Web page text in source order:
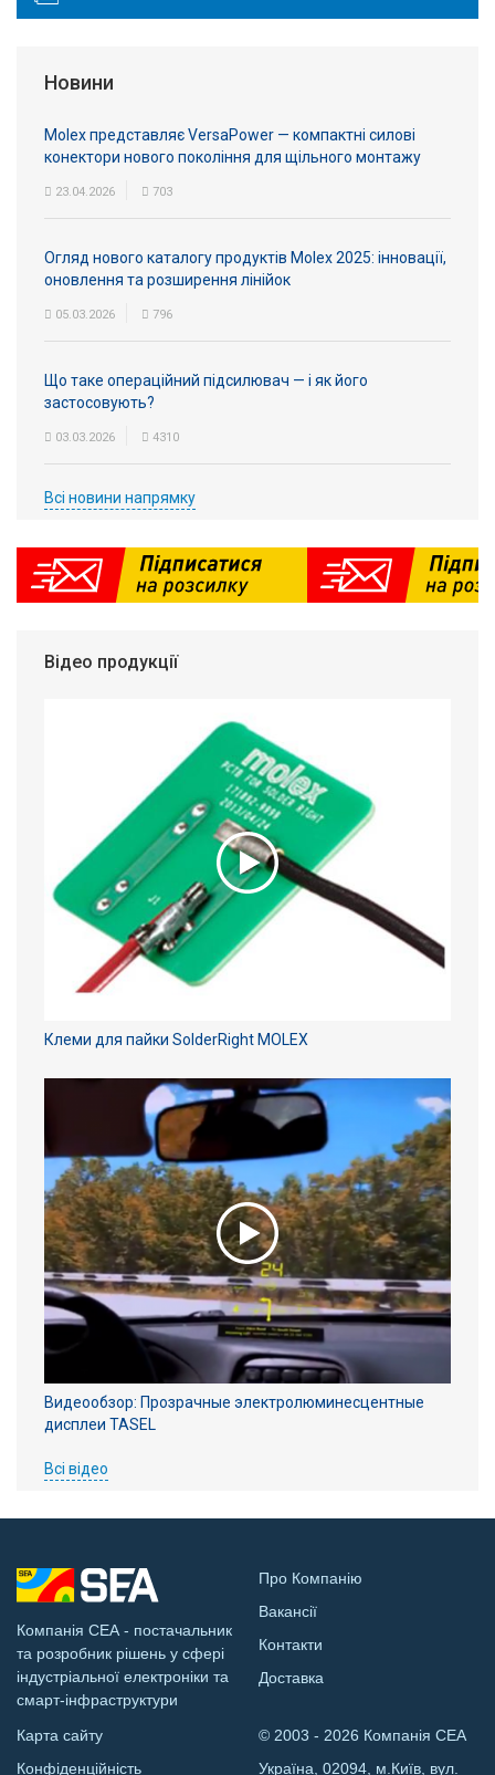
Новини
Molex представляє VersaPower — компактні силові
конектори нового покоління для щільного монтажу
23.04.2026 703
Огляд нового каталогу продуктів Molex 2025: інновації,
оновлення та розширення лінійок
05.03.2026 796
Що таке операційний підсилювач — і як його
застосовують?
03.03.2026 4310
Всі новини напрямку
Відео продукції
Клеми для пайки SolderRight MOLEX
Видеообзор: Прозрачные электролюминесцентные
дисплеи TASEL
Всі відео
Компанія СЕА - постачальник
та розробник рішень у сфері
індустріальної електроніки та
смарт-інфраструктури
Про Компанію
Вакансії
Контакти
Доставка
Карта сайту
Конфіденційність
© 2003 - 2026 Компанія СЕА
Україна, 02094, м.Київ, вул.